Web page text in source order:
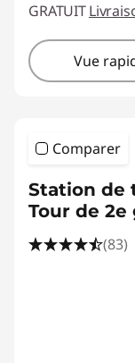
GRATUIT
Vue
Comparer
Station de
Tour de
(83)